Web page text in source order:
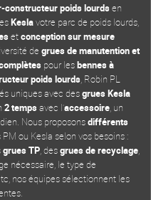
constructeur poids lourdsen
Keslavotre parc de poids lourds,
etconception sur mesure
de grues de manutention et
pour lesbennes à
poids lourds , Robin PL
uniques avec desgrues Kesla
2 tempsavec l’accessoire , un
Nous proposonsdifférents
ou Kesla selon vos besoins :
grues TP , desgrues de recyclage
nécessaire, le type de
nos équipes sélectionnent les